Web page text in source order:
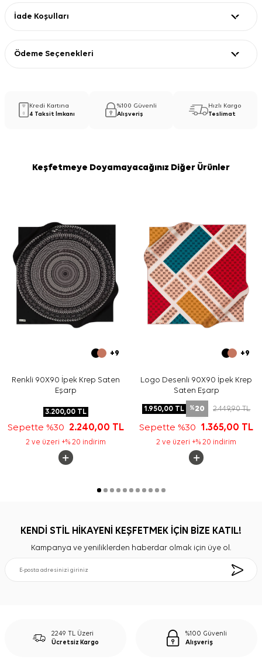
İade Koşulları
Ödeme Seçenekleri
Kredi Kartına
4 Taksit İmkanı
%100 Güvenli
Alışveriş
Hızlı Kargo
Teslimat
Keşfetmeye Doyamayacağınız Diğer Ürünler
+9
Renkli 90X90 İpek Krep Saten
Eşarp
3.200,00TL
Sepette %30 2.240,00 TL
2 ve üzeri +% 20 indirim
+9
Logo Desenli 90X90 İpek Krep
Saten Eşarp
1.950,00 TL %20 2.449,90TL
Sepette %30 1.365,00 TL
2 ve üzeri +% 20 indirim
KENDİ STİL HİKAYENİ KEŞFETMEK İÇİN BİZE KATIL!
Kampanya ve yeniliklerden haberdar olmak için üye ol.
2249 TL Üzeri
Ücretsiz Kargo
%100 Güvenli
Alışveriş